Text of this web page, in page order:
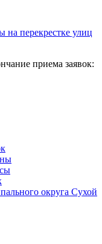
на перекрестке улиц
приема заявок:
округа Сухой